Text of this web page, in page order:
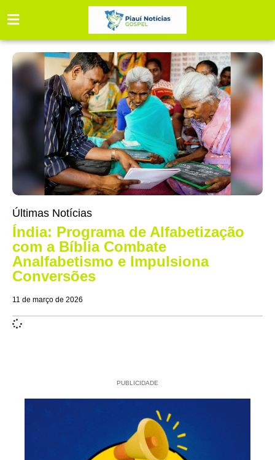
Últimas Notícias
Índia: Programa de Alfabetização
com a Bíblia Combate
Analfabetismo e Impulsiona
Conversões
11 de março de 2026
PUBLICIDADE